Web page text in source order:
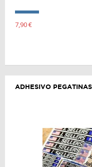
7,90 €
ADHESIVO